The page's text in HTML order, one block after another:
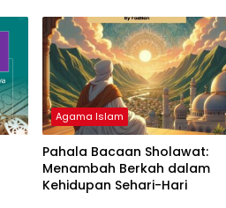
Agama Islam
Pahala Bacaan Sholawat:
Menambah Berkah dalam
Kehidupan Sehari-Hari